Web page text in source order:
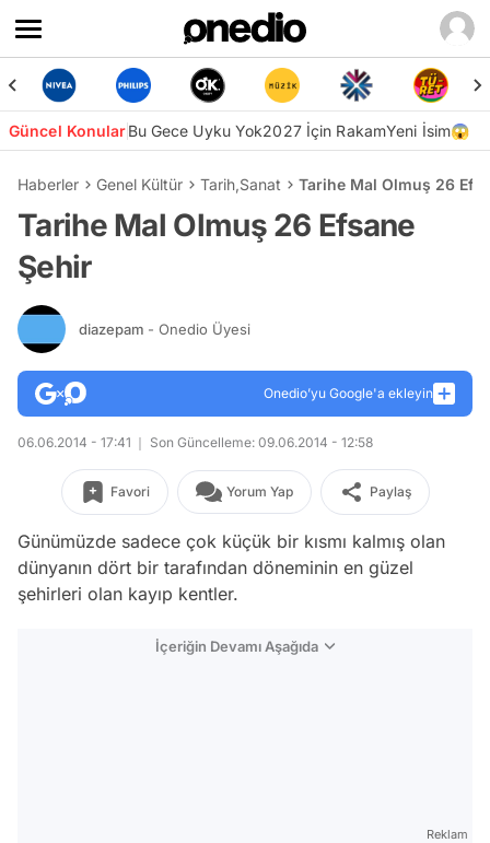
Güncel KonularBu Gece Uyku Yok2027 İçin RakamYeni İsim😱
Haberler Genel Kültür Tarih,Sanat Tarihe Mal Olmuş 26
Tarihe Mal Olmuş 26 Efsane
Şehir
diazepam - Onedio Üyesi
Onedio’yu Google'a ekleyin
06.06.2014 - 17:41 Son Güncelleme: 09.06.2014 - 12:58
Favori Yorum Yap Paylaş
Günümüzde sadece çok küçük bir kısmı kalmış olan
dünyanın dört bir tarafından döneminin en güzel
şehirleri olan kayıp kentler.
İçeriğin Devamı Aşağıda
Reklam